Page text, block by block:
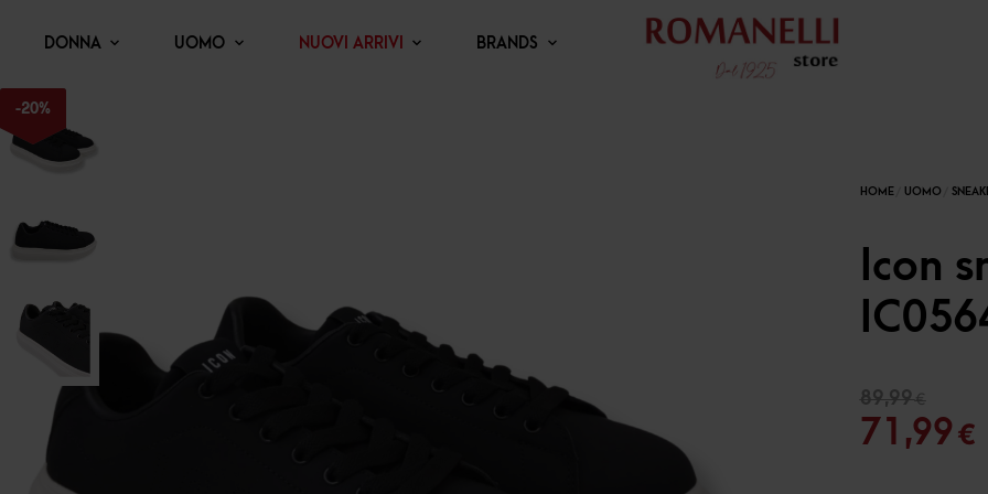
DONNA UOMO NUOVI ARRIVI BRANDS
-20%
Icon
89,99€
71,99€